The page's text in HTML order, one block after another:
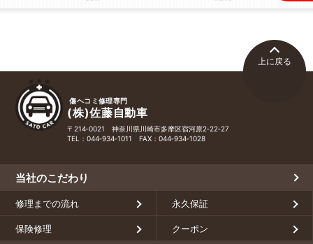
傷ヘコミ修理専門
(株)佐藤自動車
〒214‑0021 神奈川県川崎市多摩区宿河原2‑22‑27
TEL：044‑934‑1011 FAX：044‑934‑1028
当社のこだわり
修理までの流れ 永久保証
保険修理 クーポン
上に戻る